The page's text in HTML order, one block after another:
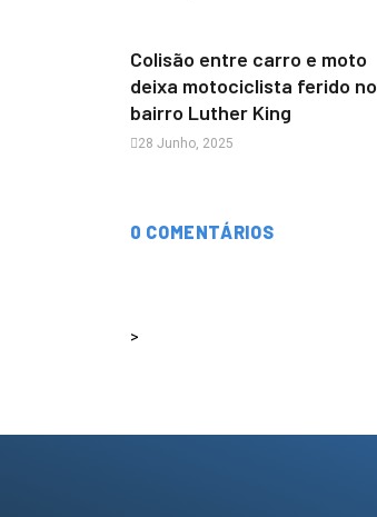
Colisão entre carro e moto
deixa motociclista ferido no
bairro Luther King
28 Junho, 2025
0 COMENTÁRIOS
>